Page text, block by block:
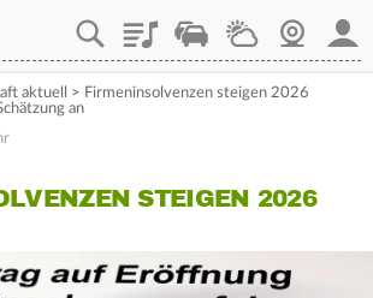
PlaylistStaupilotWetterWebcam
aktuell > Firmeninsolvenzen steigen 2026
an
STEIGEN 2026